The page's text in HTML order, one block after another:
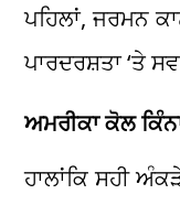
ਪਹਿਲਾਂ, ਜਰਮਨ
ਪਾਰਦਰਸ਼ਤਾ ‘ਤੇ
ਅਮਰੀਕਾ ਕੋਲ
ਹਾਲਾਂਕਿ ਸਹੀ